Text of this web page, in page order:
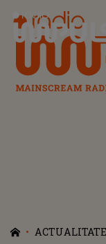
Radio Impuls
ACTUALITATE